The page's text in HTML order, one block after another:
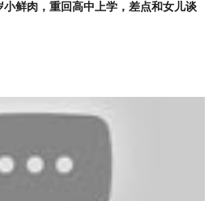
小鲜肉，重回高中上学，差点和女儿谈